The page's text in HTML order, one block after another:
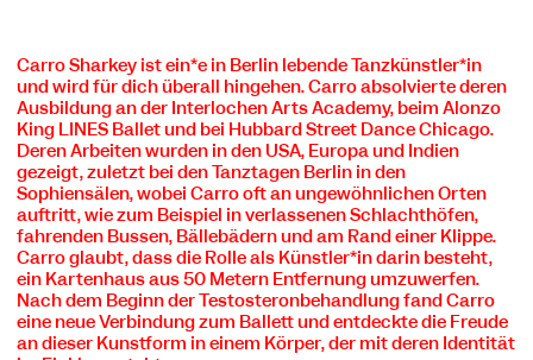
Carro Sharkey ist ein*e in Berlin lebende Tanzkünstler*in
und wird für dich überall hingehen. Carro absolvierte deren
Ausbildung an der Interlochen Arts Academy, beim Alonzo
King LINES Ballet und bei Hubbard Street Dance Chicago.
Deren Arbeiten wurden in den USA, Europa und Indien
gezeigt, zuletzt bei den Tanztagen Berlin in den
Sophiensälen, wobei Carro oft an ungewöhnlichen Orten
auftritt, wie zum Beispiel in verlassenen Schlachthöfen,
fahrenden Bussen, Bällebädern und am Rand einer Klippe.
Carro glaubt, dass die Rolle als Künstler*in darin besteht,
ein Kartenhaus aus 50 Metern Entfernung umzuwerfen.
Nach dem Beginn der Testosteronbehandlung fand Carro
eine neue Verbindung zum Ballett und entdeckte die Freude
an dieser Kunstform in einem Körper, der mit deren Identität
COOKIE-EINSTELLUNGEN
Wir verwenden Cookies und Inhalte externer Anbieter auf
unserer Website. Notwendige Cookies sind essenziell, damit
Sie die Website nutzen können. Andere Cookies helfen uns,
die Website weiterzuentwickeln. Sie können Ihre Einwilligung
jederzeit widerrufen. Bitte besuchen Sie unsere
Datenschutzerklärung für weitere Informationen. Unten
können Sie auswählen, welche Technologien Sie zulassen
möchten.
Notwendige Cookies